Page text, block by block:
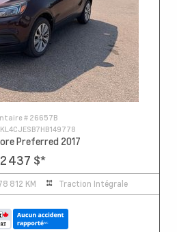
# 26657B
KL4CJESB7HB149778
Preferred 2017
437 $*
812 KM Traction Intégrale